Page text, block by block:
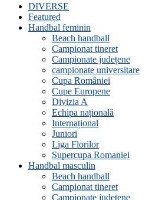
DIVERSE
Featured
Handbal feminin
Beach handball
Campionat tineret
Campionate județene
campionate universitare
Cupa României
Cupe Europene
Divizia A
Echipa națională
Internațional
Juniori
Liga Florilor
Supercupa Romaniei
Handbal masculin
Beach handball
Campionat tineret
Campionate județene